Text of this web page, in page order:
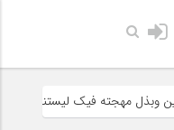
مهجته فیک لیستنقذ عبادک من